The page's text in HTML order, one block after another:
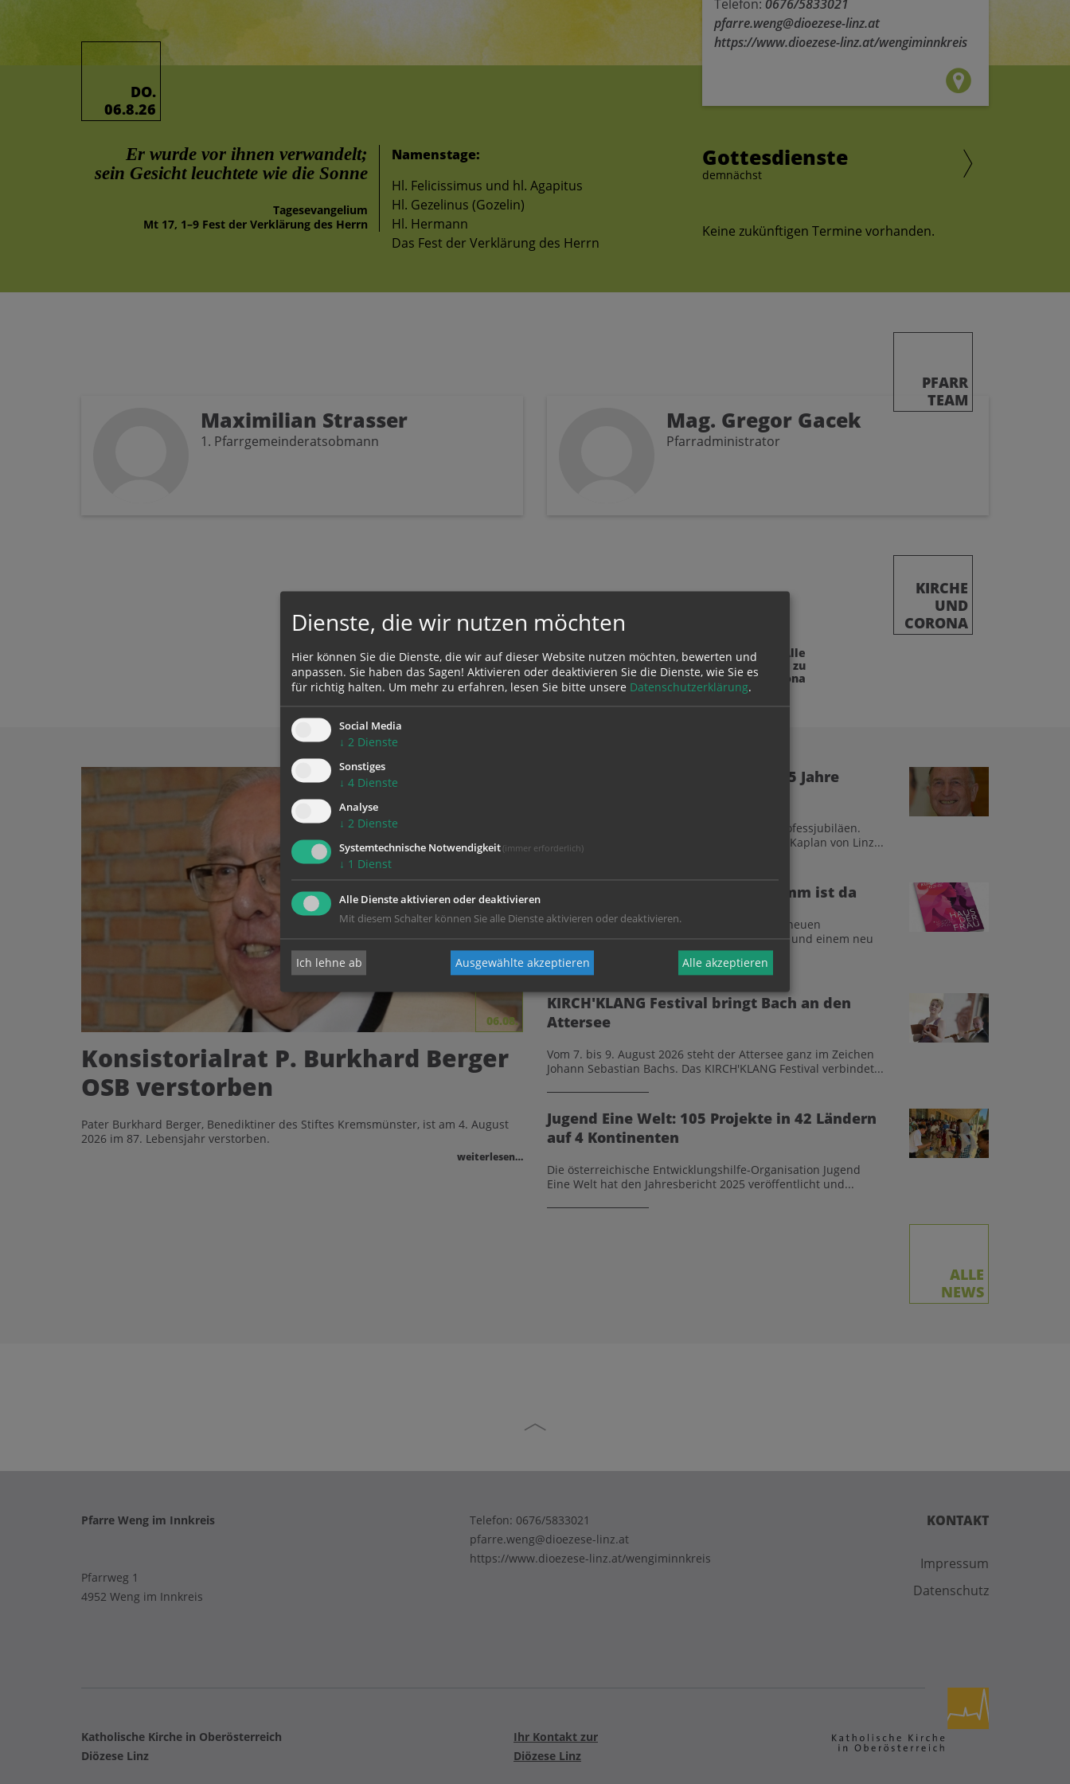
Telefon: 0676/5833021
pfarre.weng@dioezese-linz.at
https://www.dioezese-linz.at/wengiminnkreis
DO.
06.8.26
Er wurde vor ihnen verwandelt;
sein Gesicht leuchtete wie die Sonne
Tages­evangelium
Mt 17, 1–9 Fest der Verklärung des Herrn
Namenstage:
Hl. Felicissimus und hl. Agapitus
Hl. Gezelinus (Gozelin)
Hl. Hermann
Das Fest der Verklärung des Herrn
Gottesdienste
demnächst
Keine zukünftigen Termine vorhanden.
PFARR
TEAM
Maximilian Strasser
1. Pfarrgemeinderatsobmann
Mag. Gregor Gacek
Pfarradministrator
KIRCHE
UND
CORONA
Alle
Informationen zu
Kirche & Corona
06.08.
Konsistorialrat P. Burkhard Berger
OSB verstorben
Pater Burkhard Berger, Benediktiner des Stiftes Kremsmünster, ist am 4. August
2026 im 87. Lebensjahr verstorben.
weiterlesen…
„Ewiger“ Kaplan von Linz feiert 65 Jahre
Die Salesianer Don Bosco feiern 2026 fünf Professjubiläen.
Unter den Jubilaren ist auch der als „ewiger" Kaplan von Linz...
Haus der Frau: Neue Kursprogramm ist da
Mit mehr als 250 Bildungsangeboten, einem neuen
Erscheinungsbild, neuen Programmformaten und einem neu
zusammengestellten...
KIRCH'KLANG Festival bringt Bach an den
Attersee
Vom 7. bis 9. August 2026 steht der Attersee ganz im Zeichen
Johann Sebastian Bachs. Das KIRCH'KLANG Festival verbindet...
Jugend Eine Welt: 105 Projekte in 42 Ländern
auf 4 Kontinenten
Die österreichische Entwicklungshilfe-Organisation Jugend
Eine Welt hat den Jahresbericht 2025 veröffentlicht und...
ALLE
NEWS
KONTAKT
Impressum
Datenschutz
Pfarre Weng im Innkreis
Pfarrweg 1
4952 Weng im Innkreis
Telefon: 0676/5833021
pfarre.weng@dioezese-linz.at
https://www.dioezese-linz.at/wengiminnkreis
Katholische Kirche in Oberösterreich
Diözese Linz
Ihr Kontakt zur
Diözese Linz
Dienste, die wir nutzen möchten
Hier können Sie die Dienste, die wir auf dieser Website nutzen möchten, bewerten und
anpassen. Sie haben das Sagen! Aktivieren oder deaktivieren Sie die Dienste, wie Sie es
für richtig halten. Um mehr zu erfahren, lesen Sie bitte unsere Datenschutzerklärung.
Social Media
↓ 2 Dienste
Sonstiges
↓ 4 Dienste
Analyse
↓ 2 Dienste
Systemtechnische Notwendigkeit (immer erforderlich)
↓ 1 Dienst
Alle Dienste aktivieren oder deaktivieren
Mit diesem Schalter können Sie alle Dienste aktivieren oder deaktivieren.
Ich lehne ab Ausgewählte akzeptieren Alle akzeptieren